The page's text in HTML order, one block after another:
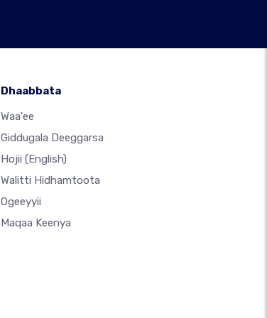
Dhaabbata
Waa'ee
Giddugala Deeggarsa
Hojii (English)
Walitti Hidhamtoota
Ogeeyyii
Maqaa Keenya